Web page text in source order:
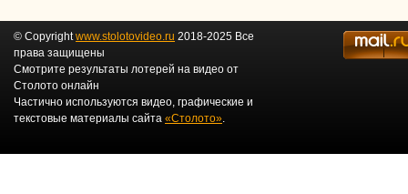
© Copyrightwww.stolotovideo.ru 2018-2025 Все
права защищены
Смотрите результаты лотерей на видео от
Столото онлайн
Частично используются видео, графические и
текстовые материалы сайта «Столото».